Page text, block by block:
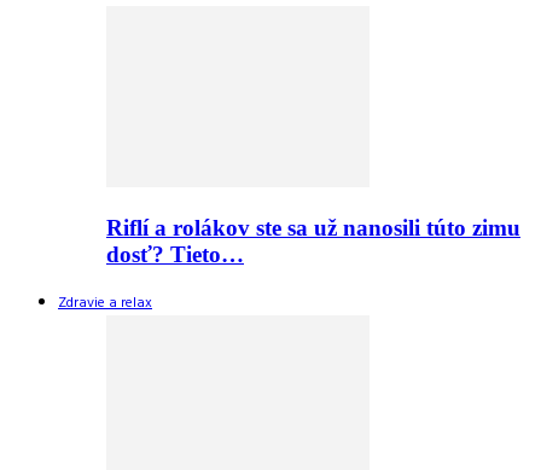
Riflí a rolákov ste sa už nanosili túto zimu
dosť? Tieto…
Zdravie a relax